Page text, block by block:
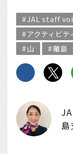
JAL staff
アクティビテ
山
離島